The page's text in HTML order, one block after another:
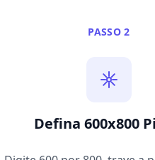
PASSO 2
Defina 600x800